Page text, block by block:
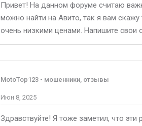
Привет! На данном форуме считаю
можно найти на Авито, так я вам
очень низкими ценами. Напишите свои
MotoTop123 - мошенники, отзывы
Июн 8, 2025
Здравствуйте! Я тоже заметил, что